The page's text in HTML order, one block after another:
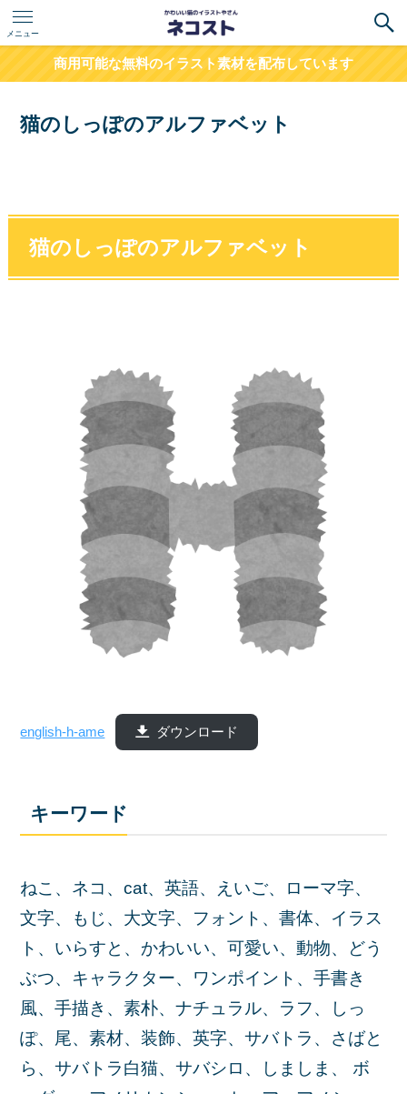
メニュー
商用可能な無料のイラスト素材を配布しています
猫のしっぽのアルファベット
猫のしっぽのアルファベット
english-h-ame ダウンロード
キーワード
ねこ、ネコ、cat、英語、えいご、ローマ字、
文字、もじ、大文字、フォント、書体、イラス
ト、いらすと、かわいい、可愛い、動物、どう
ぶつ、キャラクター、ワンポイント、手書き
風、手描き、素朴、ナチュラル、ラフ、しっ
ぽ、尾、素材、装飾、英字、サバトラ、さばと
ら、サバトラ白猫、サバシロ、しましま、 ボ